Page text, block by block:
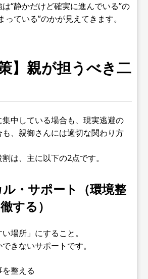
“静かだけど確実に進んでいる”の
っている”のかが見えてきます。
】親が担うべき二
中している場合も、現実逃避の
、親御さんには適切な関わり方
は、主に以下の2点です。
・サポート（環境整
する）
場所」にすること。
きないサポートです。
を整える